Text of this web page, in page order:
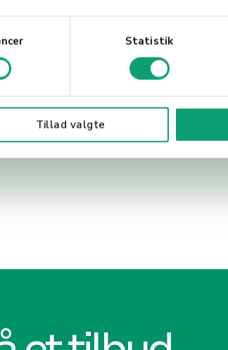
Statistik
Tillad valgte
ved å gjøre
er mer lojale og